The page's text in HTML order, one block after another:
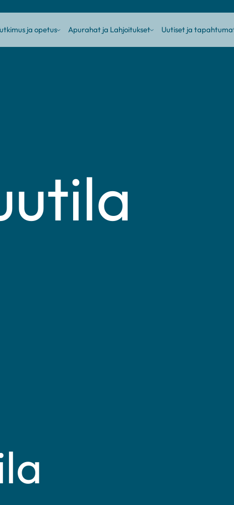
ja opetusSubApurahat ja LahjoituksetSubUutiset ja